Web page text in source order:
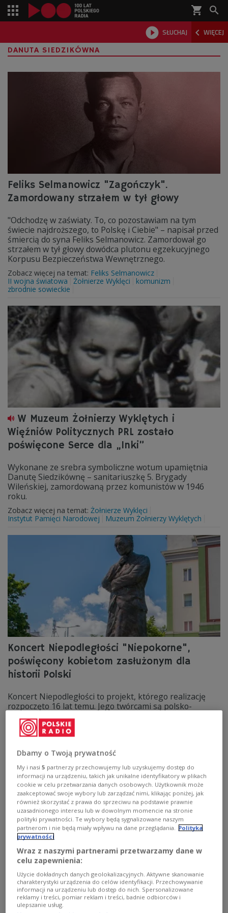
shopping_cart 
 SŁUCHAJ  WIĘCEJ

DANUTA SIEDZIKÓWNA
Feliks Selmanowicz "Zagończyk".
Zamordowany strzałem w tył głowy
"Odchodzę w zaświaty. To, co pozostawiam na tym
świecie najdroższego, to Polskę i Ciebie" – napisał przed
śmiercią do syna Feliks Selmanowicz. Zamordował go
strzałem w tył głowy dowódca plutonu egzekucyjnego
Korpusu Bezpieczeństwa Wewnętrznego.
Zobacz więcej na temat: Feliks Selmanowicz
II wojna światowa
Żołnierze Wyklęci
komunizm
zbrodnie sowieckie
W Muzeum Żołnierzy Wyklętych i
Więźniów Politycznych PRL zostało
poświęcone Serce dla „Inki”
Wykonane ze srebra symboliczne wotum upamiętnia
Danutę Siedzikównę – sanitariuszkę 5. Brygady
Wileńskiej, zamordowaną przez komunistów w 1946
roku.
Zobacz więcej na temat: Żołnierze Wyklęci
Instytut Pamięci Narodowej
Muzeum Żołnierzy Wyklętych
Koncert Niepodległości "Niepokorne",
poświęcony kobietom zasłużonym dla
historii Polski
Koncert Niepodległości to projekt, którego realizację
rozpoczęto 16 lat temu. Jego twórcami są polsko-
kanadyjska wokalistka i kompozytorka Ola Turkiewicz
oraz scenarzysta, reżyser i producent Jacek Górski. W
tym roku Koncert Niepodległości odbędzie się po raz
kobietom zasłużonym dla Polski.
Zobacz więcej na temat:KULTURA Gdańsk 1 września
koncert kobieta Anna Walentynowicz niepodległość Trójka
77. rocznica zamordowania Danuty
Dbamy o Twoją prywatność
My i nasi5 partnerzy przechowujemy lub uzyskujemy dostęp do
informacji na urządzeniu, takich jak unikalne identyfikatory w plikach
cookie w celu przetwarzania danych osobowych. Użytkownik może
zaakceptować swoje wybory lub zarządzać nimi, klikając poniżej, jak
również skorzystać z prawa do sprzeciwu na podstawie prawnie
uzasadnionego interesu lub w dowolnym momencie na stronie
polityki prywatności. Te wybory będą sygnalizowane naszym
partnerom i nie będą miały wpływu na dane przeglądania.
Polityka
prywatności
Wraz z naszymi partnerami przetwarzamy dane w
celu zapewnienia:
Użycie dokładnych danych geolokalizacyjnych. Aktywne skanowanie
charakterystyki urządzenia do celów identyfikacji. Przechowywanie
informacji na urządzeniu lub dostęp do nich. Spersonalizowane
reklamy i treści, pomiar reklam i treści, badnie odbiorców i
ulepszanie usług.